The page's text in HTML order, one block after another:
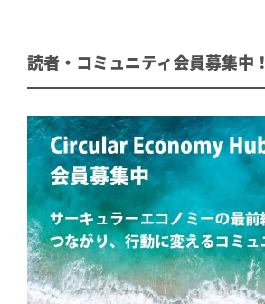
読者・コミュニティ会員募集中！